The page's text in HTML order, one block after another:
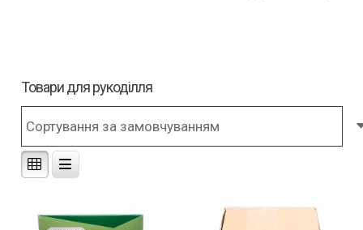
Товари для рукоділля